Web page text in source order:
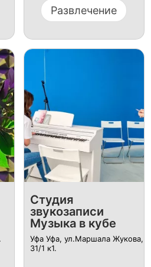
Развлечение
Студия
звукозаписи
Музыка в кубе
Уфа Уфа, ул.​Маршала Жукова,
31/1 к1.